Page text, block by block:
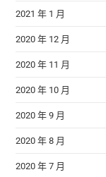
2021 年 1 月
2020 年 12 月
2020 年 11 月
2020 年 10 月
2020 年 9 月
2020 年 8 月
2020 年 7 月